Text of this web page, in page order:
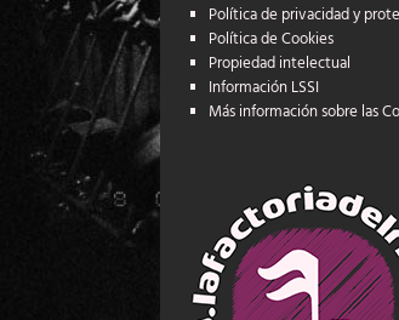
Política de privacidad y
Política de Cookies
Propiedad intelectual
Información LSSI
Más información sobre las